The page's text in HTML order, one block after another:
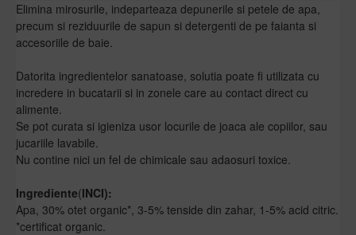
Elimina mirosurile, indeparteaza depunerile si petele de apa,
precum si reziduurile de sapun si detergenti de pe faianta si
accesoriile de baie.
Datorita ingredientelor sanatoase, solutia poate fi utilizata cu
incredere in bucatarii si in zonele care au contact direct cu
alimente.
Se pot curata si igieniza usor locurile de joaca ale copiilor, sau
jucariile lavabile.
Nu contine nici un fel de chimicale sau adaosuri toxice.
Ingrediente(INCI):
Apa, 30% otet organic*, 3-5% tenside din zahar, 1-5% acid citric.
*certificat organic.